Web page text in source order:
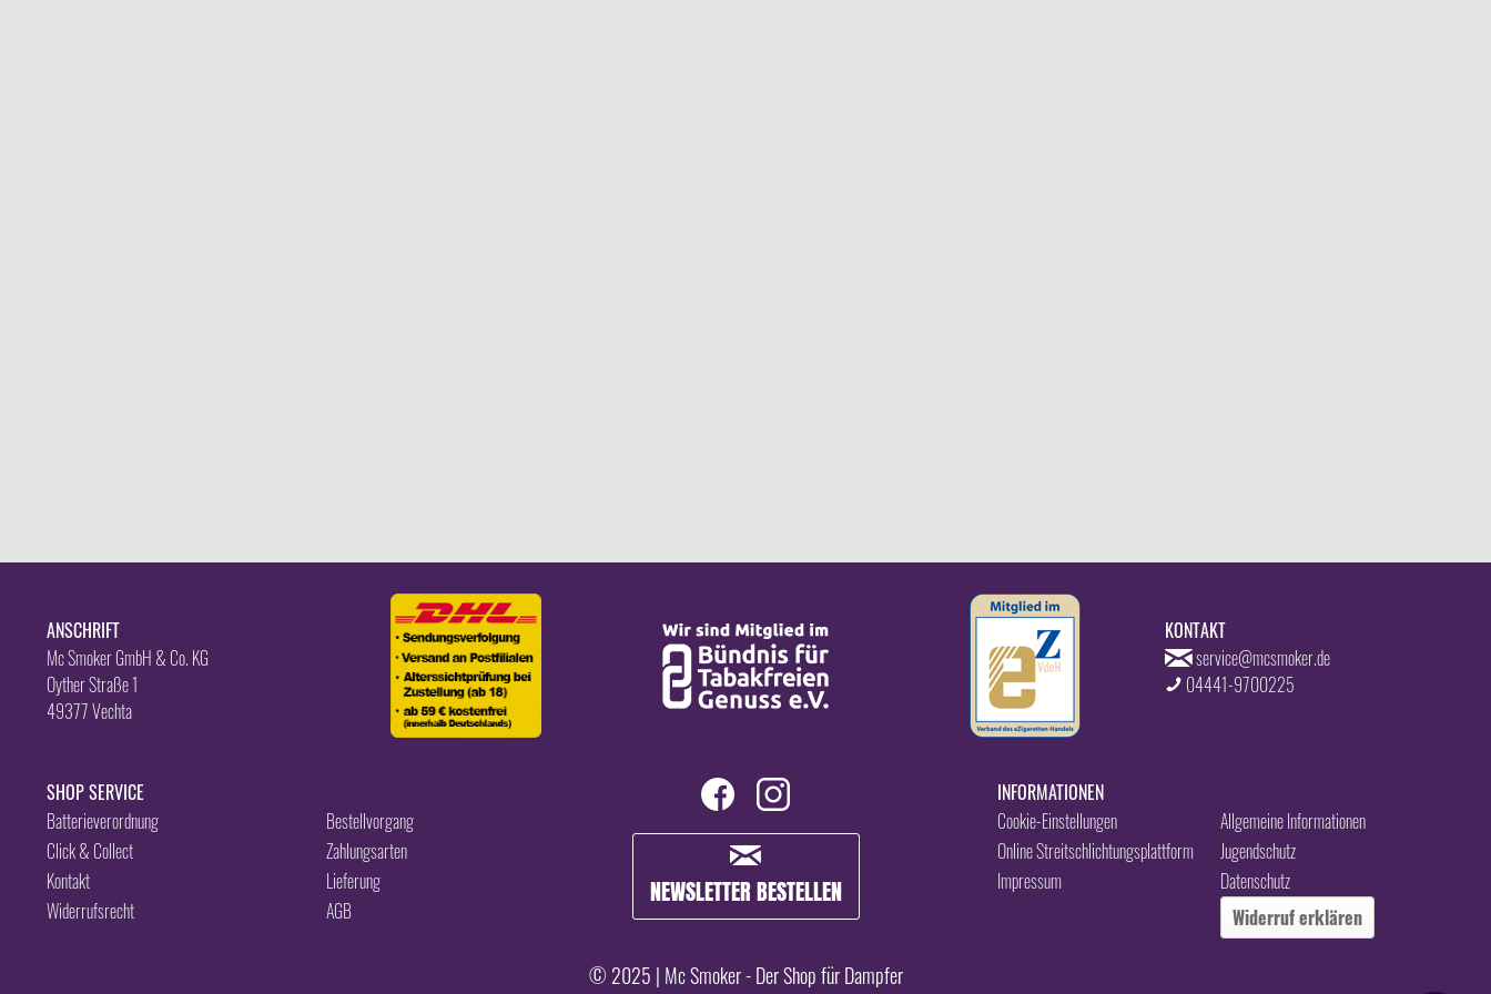
ANSCHRIFT
Mc Smoker GmbH & Co. KG
Oyther Straße 1
49377 Vechta
KONTAKT
service@mcsmoker.de
04441-9700225
SHOP SERVICE
Batterieverordnung
Bestellvorgang
Click & Collect
Zahlungsarten
Kontakt
Lieferung
Widerrufsrecht
AGB
NEWSLETTER BESTELLEN
INFORMATIONEN
Allgemeine Informationen
Cookie-Einstellungen
Jugendschutz
Online Streitschlichtungsplattform
Datenschutz
Impressum
Widerruf erklären
© 2025 | Mc Smoker - Der Shop für Dampfer